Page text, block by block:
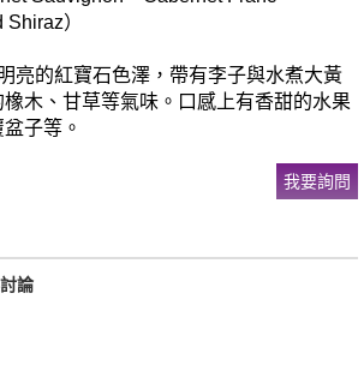
）
亮的紅寶石色澤，帶有李子與水煮大黃
木、甘草等氣味。口感上有香甜的水果
子等。
我要詢問
論